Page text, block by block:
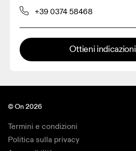
+39 0374 58468
Ottieni indicazioni
© On 2026
Termini e condizioni
Politica sulla privacy